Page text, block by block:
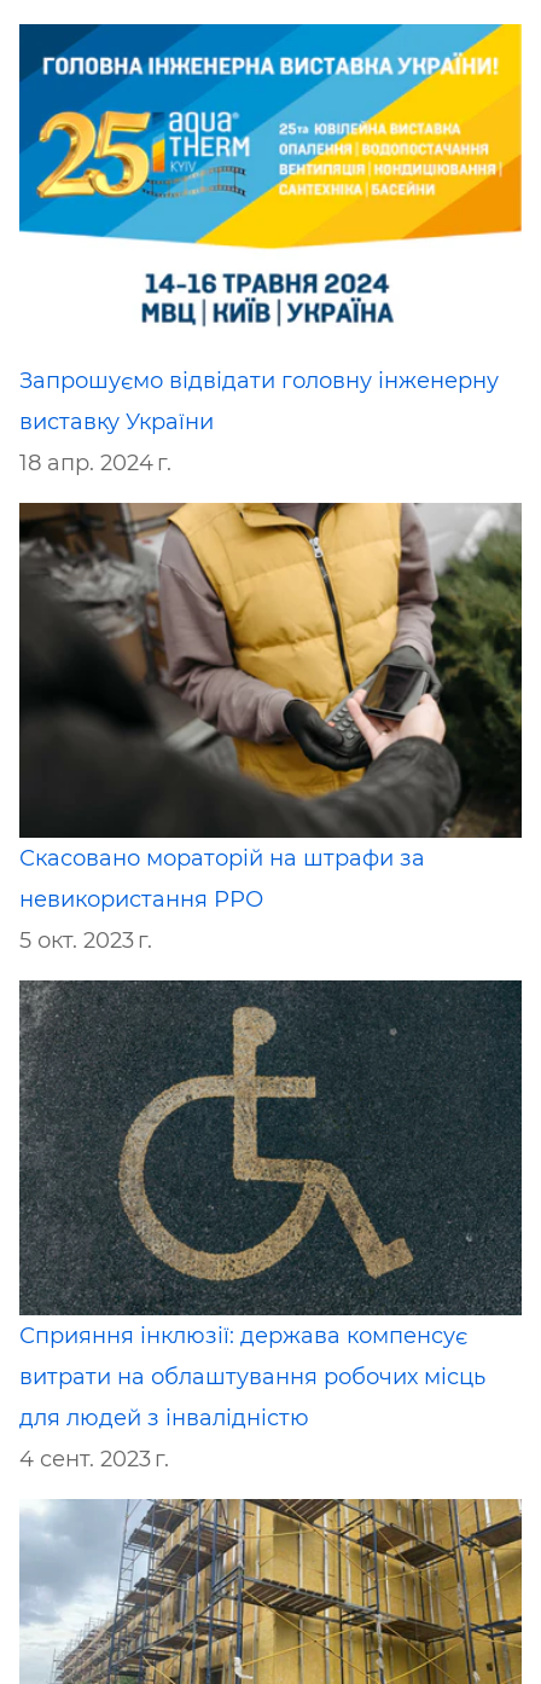
Запрошуємо відвідати головну інженерну
виставку України
18 апр. 2024 г.
Скасовано мораторій на штрафи за
невикористання РРО
5 окт. 2023 г.
Сприяння інклюзії: держава компенсує
витрати на облаштування робочих місць
для людей з інвалідністю
4 сент. 2023 г.